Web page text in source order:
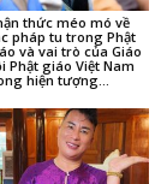
thức méo mó về
pháp tu trong Phật
và vai trò của Giáo
Phật giáo Việt Nam
hiện tượng...